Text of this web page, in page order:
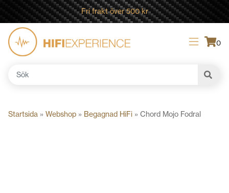
Fri frakt över 500 kr
0
Sök
Startsida » Webshop » Begagnad HiFi » Chord Mojo Fodral